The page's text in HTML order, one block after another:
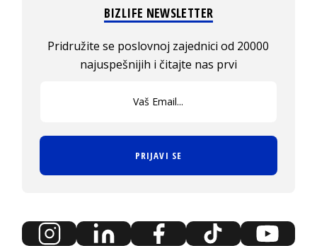
BIZLIFE NEWSLETTER
Pridružite se poslovnoj zajednici od 20000
najuspešnijih i čitajte nas prvi
PRIJAVI SE